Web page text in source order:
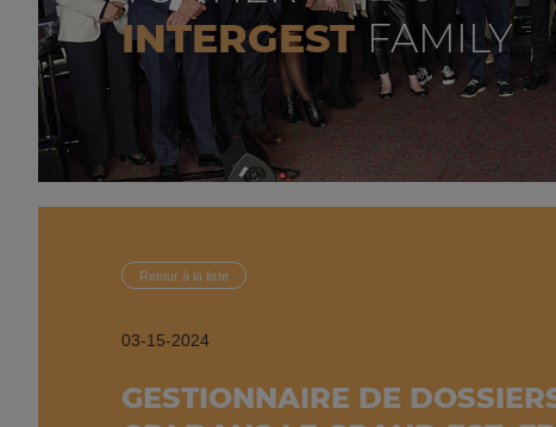
INTERGEST FAMILY
Retour à la liste
03-15-2024
GESTIONNAIRE DE